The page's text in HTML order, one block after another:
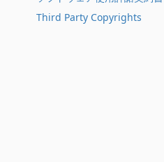
Third Party Copyrights